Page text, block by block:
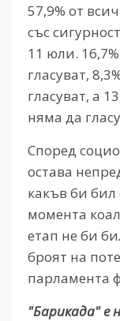
57,9% от
със
11 юли.
гласуват,
гласуват, а
няма да
Според
остава
какъв би бил
момента
етап не би
броят на
парламента
"Барикада" е